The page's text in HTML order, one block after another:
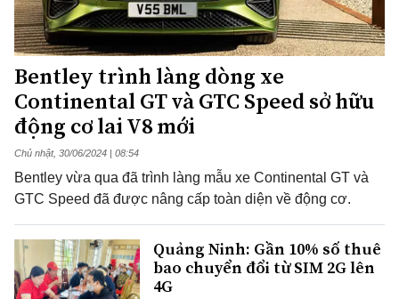
Bentley trình làng dòng xe
Continental GT và GTC Speed sở hữu
động cơ lai V8 mới
Chủ nhật, 30/06/2024 | 08:54
Bentley vừa qua đã trình làng mẫu xe Continental GT và
GTC Speed ​​​​đã được nâng cấp toàn diện về động cơ.
Quảng Ninh: Gần 10% số thuê
bao chuyển đổi từ SIM 2G lên
4G